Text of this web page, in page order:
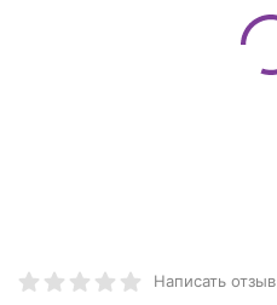
Написать отзыв